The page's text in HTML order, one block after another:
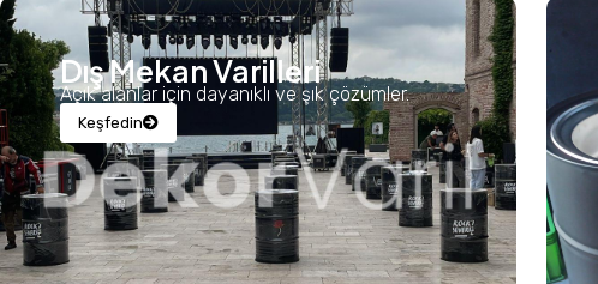
Dış Mekan Varilleri
Açık alanlar için dayanıklı ve şık çözümler.
Keşfedin